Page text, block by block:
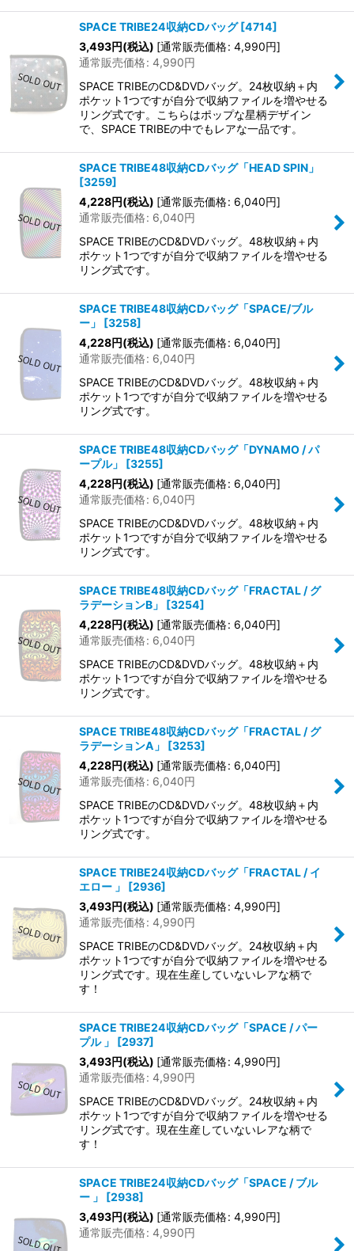
SPACE TRIBE24収納CDバッグ [4714]
3,493円(税込) [通常販売価格: 4,990円]
通常販売価格: 4,990円
SPACE TRIBEのCD&DVDバッグ。24枚収納＋内
ポケット1つですが自分で収納ファイルを増やせる
リング式です。こちらはポップな星柄デザイン
で、SPACE TRIBEの中でもレアな一品です。
SPACE TRIBE48収納CDバッグ「HEAD SPIN」
[3259]
4,228円(税込) [通常販売価格: 6,040円]
通常販売価格: 6,040円
SPACE TRIBEのCD&DVDバッグ。48枚収納＋内
ポケット1つですが自分で収納ファイルを増やせる
リング式です。
SPACE TRIBE48収納CDバッグ「SPACE/ブル
ー」
[3258]
4,228円(税込) [通常販売価格: 6,040円]
通常販売価格: 6,040円
SPACE TRIBEのCD&DVDバッグ。48枚収納＋内
ポケット1つですが自分で収納ファイルを増やせる
リング式です。
SPACE TRIBE48収納CDバッグ「DYNAMO / パ
ープル」
[3255]
4,228円(税込) [通常販売価格: 6,040円]
通常販売価格: 6,040円
SPACE TRIBEのCD&DVDバッグ。48枚収納＋内
ポケット1つですが自分で収納ファイルを増やせる
リング式です。
SPACE TRIBE48収納CDバッグ「FRACTAL / グ
ラデーションB」
[3254]
4,228円(税込) [通常販売価格: 6,040円]
通常販売価格: 6,040円
SPACE TRIBEのCD&DVDバッグ。48枚収納＋内
ポケット1つですが自分で収納ファイルを増やせる
リング式です。
SPACE TRIBE48収納CDバッグ「FRACTAL / グ
ラデーションA」
[3253]
4,228円(税込) [通常販売価格: 6,040円]
通常販売価格: 6,040円
SPACE TRIBEのCD&DVDバッグ。48枚収納＋内
ポケット1つですが自分で収納ファイルを増やせる
リング式です。
SPACE TRIBE24収納CDバッグ「FRACTAL / イ
エロー 」
[2936]
3,493円(税込) [通常販売価格: 4,990円]
通常販売価格: 4,990円
SPACE TRIBEのCD&DVDバッグ。24枚収納＋内
ポケット1つですが自分で収納ファイルを増やせる
リング式です。現在生産していないレアな柄で
す！
SPACE TRIBE24収納CDバッグ「SPACE / パー
プル 」
[2937]
3,493円(税込) [通常販売価格: 4,990円]
通常販売価格: 4,990円
SPACE TRIBEのCD&DVDバッグ。24枚収納＋内
ポケット1つですが自分で収納ファイルを増やせる
リング式です。現在生産していないレアな柄で
す！
SPACE TRIBE24収納CDバッグ「SPACE / ブル
ー 」
[2938]
3,493円(税込) [通常販売価格: 4,990円]
通常販売価格: 4,990円